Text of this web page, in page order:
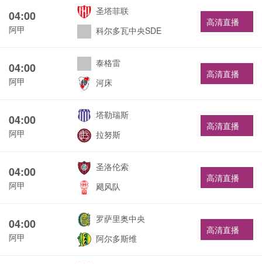
04:00
阿甲
圣塔菲联
科尔多瓦中央SDE
高清直播
04:00
阿甲
泰格雷
河床
高清直播
04:00
阿甲
塔勒瑞斯
拉努斯
高清直播
04:00
阿甲
圣洛伦索
飓风队
高清直播
04:00
阿甲
罗萨里奥中央
阿尔多斯维
高清直播